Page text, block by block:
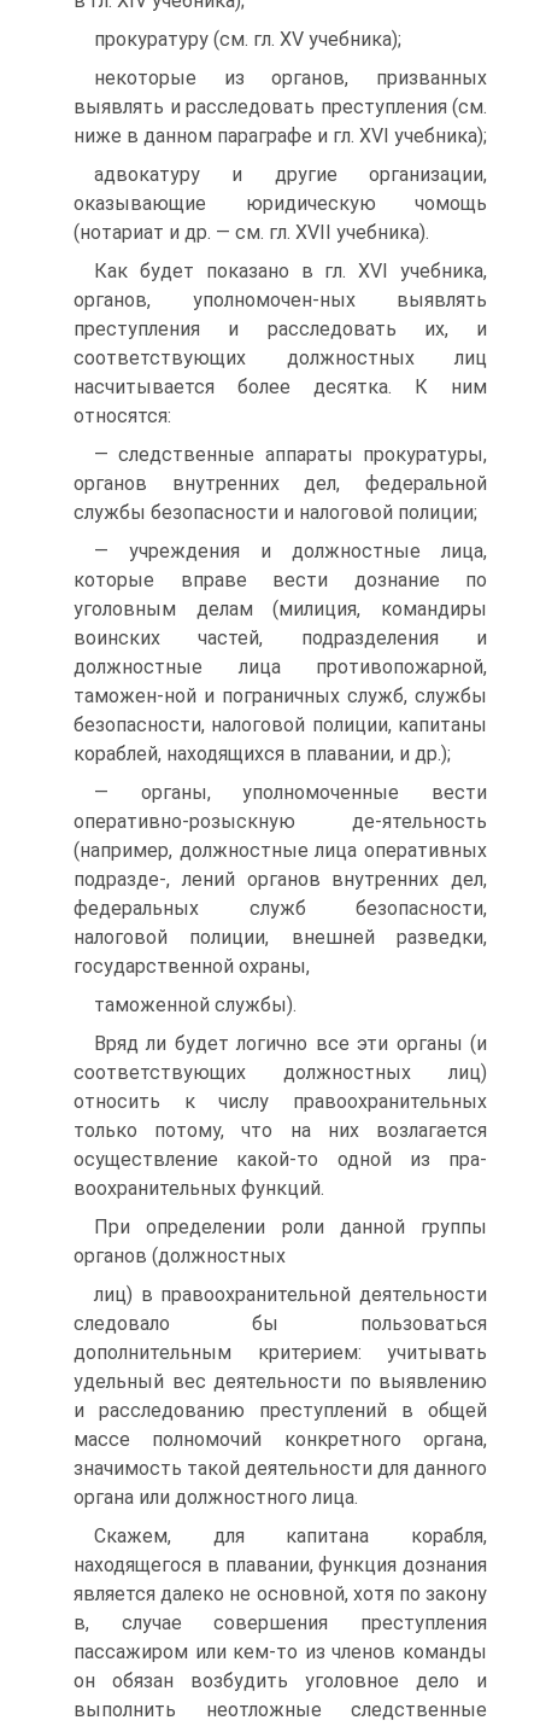
прокуратуру (см. гл. XV учебника);
некоторые из органов, призванных
выявлять и расследовать преступления (см.
ниже в данном параграфе и гл. XVI учебника);
адвокатуру и другие организации,
оказывающие юридическую чомощь
(нотариат и др. — см. гл. XVII учебника).
Как будет показано в гл. XVI учебника,
органов, уполномочен-ных выявлять
преступления и расследовать их, и
соответствующих должностных лиц
насчитывается более десятка. К ним
относятся:
— следственные аппараты прокуратуры,
органов внутренних дел, федеральной
службы безопасности и налоговой полиции;
— учреждения и должностные лица,
которые вправе вести дознание по
уголовным делам (милиция, командиры
воинских частей, подразделения и
должностные лица противопожарной,
таможен-ной и пограничных служб, службы
безопасности, налоговой полиции, капитаны
кораблей, находящихся в плавании, и др.);
— органы, уполномоченные вести
оперативно-розыскную де-ятельность
(например, должностные лица оперативных
подразде-, лений органов внутренних дел,
федеральных служб безопасности,
налоговой полиции, внешней разведки,
государственной охраны,
таможенной службы).
Вряд ли будет логично все эти органы (и
соответствующих должностных лиц)
относить к числу правоохранительных
только потому, что на них возлагается
осуществление какой-то одной из пра-
воохранительных функций.
При определении роли данной группы
органов (должностных
лиц) в правоохранительной деятельности
следовало бы пользоваться
дополнительным критерием: учитывать
удельный вес деятельности по выявлению
и расследованию преступлений в общей
массе полномочий конкретного органа,
значимость такой деятельности для данного
органа или должностного лица.
Скажем, для капитана корабля,
находящегося в плавании, функция дознания
является далеко не основной, хотя по закону
в, случае совершения преступления
пассажиром или кем-то из членов команды
он обязан возбудить уголовное дело и
выполнить неотложные следственные